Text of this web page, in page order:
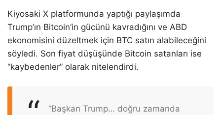
Kiyosaki X platformunda yaptığı paylaşımda
Trump’ın Bitcoin’in gücünü kavradığını ve ABD
ekonomisini düzeltmek için BTC satın alabileceğini
söyledi. Son fiyat düşüşünde Bitcoin satanları ise
“kaybedenler” olarak nitelendirdi.
“Başkan Trump… doğru zamanda